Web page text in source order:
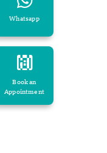
Whatsapp
Book an
Appointment